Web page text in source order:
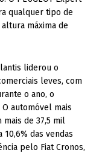
qualquer tipo de
máxima de
liderou o
leves, com
o ano, o
automóvel mais
mais de 37,5 mil
das vendas
pelo Fiat Cronos,